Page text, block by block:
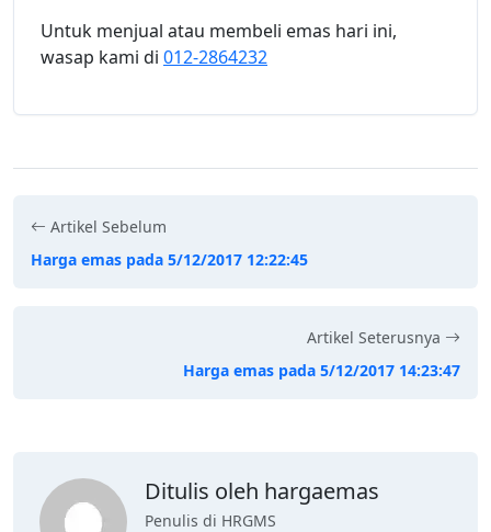
Untuk menjual atau membeli emas hari ini,
wasap kami di 012-2864232
Artikel Sebelum
Harga emas pada 5/12/2017 12:22:45
Artikel Seterusnya
Harga emas pada 5/12/2017 14:23:47
Ditulis oleh hargaemas
Penulis di HRGMS